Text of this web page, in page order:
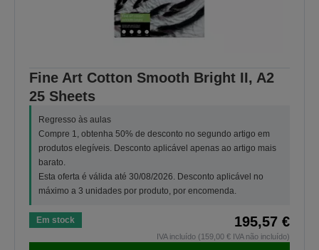
Fine Art Cotton Smooth Bright II, A2
25 Sheets
Regresso às aulas
Compre 1, obtenha 50% de desconto no segundo artigo em
produtos elegíveis. Desconto aplicável apenas ao artigo mais
barato.
Esta oferta é válida até 30/08/2026. Desconto aplicável no
máximo a 3 unidades por produto, por encomenda.
Em stock 195,57 €
IVA incluído (159,00 € IVA não incluído)